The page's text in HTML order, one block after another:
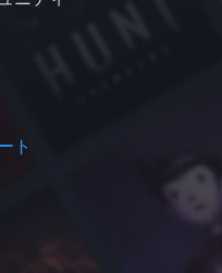
ト